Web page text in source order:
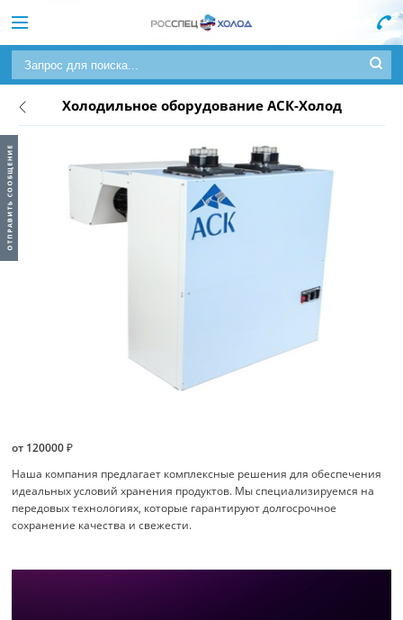
Холодильное оборудование АСК-Холод
от 120000 ₽
Наша компания предлагает комплексные решения для обеспечения
идеальных условий хранения продуктов. Мы специализируемся на
передовых технологиях, которые гарантируют долгосрочное
сохранение качества и свежести.